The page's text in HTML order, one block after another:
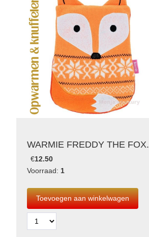
WARMIE FREDDY THE FOX.
€12.50
Voorraad: 1